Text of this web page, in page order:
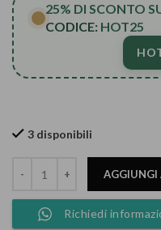
25% DI SCONTO
CODICE: HOT25
3 disponibili
AGGIUNGI
Richiedi